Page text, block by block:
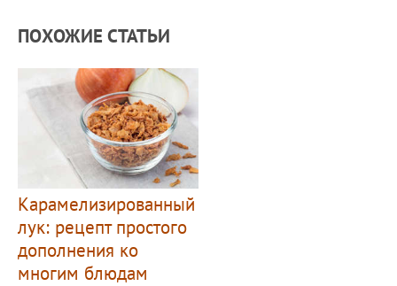
ПОХОЖИЕ СТАТЬИ
Карамелизированный
лук: рецепт простого
дополнения ко
многим блюдам